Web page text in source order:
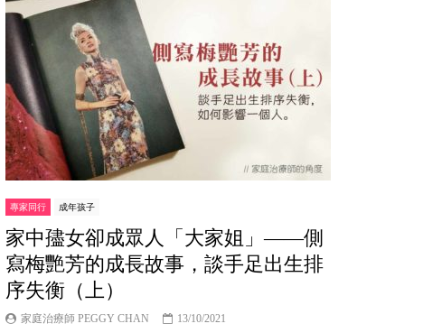
專家同行 成年孩子
家中孻女卻成眾人「大家姐」——側
寫梅艷芳的成長故事，談手足出生排
序失衡（上）
家庭治療師 PEGGY CHAN 13/10/2021